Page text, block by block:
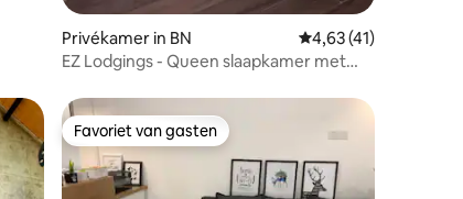
Privékamer in BN Gemiddelde
4,63 (41)
EZ Lodgings - Queen slaapkamer met
Favoriet van gasten
Favoriet van gasten